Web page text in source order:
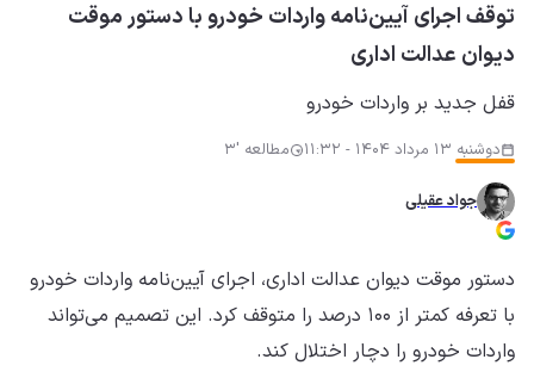
توقف اجرای آیین‌نامه واردات خودرو با دستور موقت
دیوان عدالت اداری
قفل جدید بر واردات خودرو
دوشنبه 13 مرداد 1404 - 11:32 مطالعه '3
جواد عقیلی
دستور موقت دیوان عدالت اداری، اجرای آیین‌نامه واردات خودرو
با تعرفه کمتر از ۱۰۰ درصد را متوقف کرد. این تصمیم می‌تواند
واردات خودرو را دچار اختلال کند.